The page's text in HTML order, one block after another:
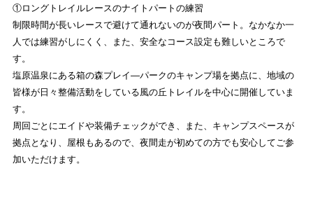
SHOP
店舗一覧
RECRUIT
採用
NASU
ストライトラボ那須店
①ロングトレイルレースのナイトパートの練習
制限時間が長いレースで避けて通れないのが夜間パート。なかなか一
人では練習がしにくく、また、安全なコース設定も難しいところで
す。
塩原温泉にある箱の森プレイ―パークのキャンプ場を拠点に、地域の
皆様が日々整備活動をしている風の丘トレイルを中心に開催していま
す。
周回ごとにエイドや装備チェックができ、また、キャンプスペースが
拠点となり、屋根もあるので、夜間走が初めての方でも安心してご参
加いただけます。